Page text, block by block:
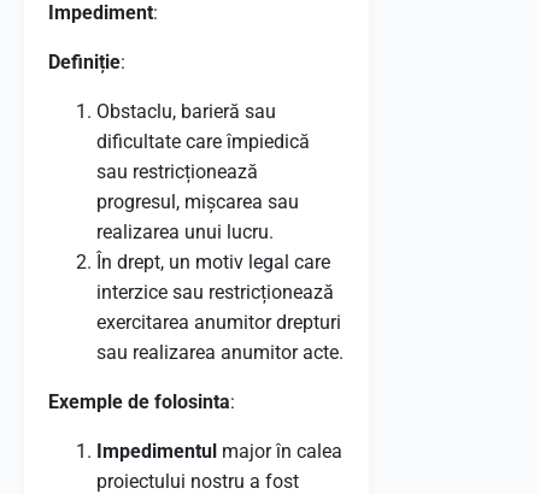
Impediment:
Definiție:
Obstaclu, barieră sau
dificultate care împiedică
sau restricționează
progresul, mișcarea sau
realizarea unui lucru.
În drept, un motiv legal care
interzice sau restricționează
exercitarea anumitor drepturi
sau realizarea anumitor acte.
Exemple de folosinta:
Impedimentul major în calea
proiectului nostru a fost